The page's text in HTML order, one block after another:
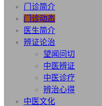
门诊简介
门诊动态
医生简介
辨证论治
望闻问切
中医辨证
中医诊疗
辨治心得
中医文化